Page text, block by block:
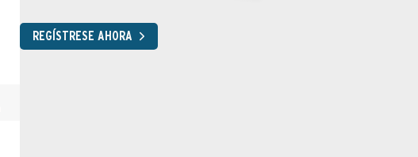
REGÍSTRESE AHORA